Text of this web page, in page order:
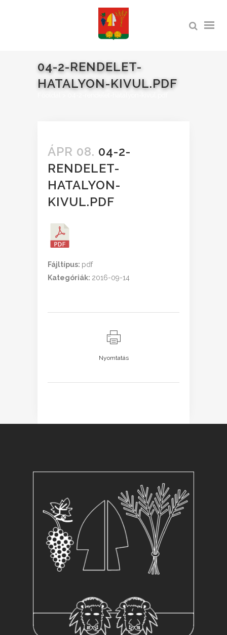
04-2-RENDELET-
HATALYON-KIVUL.PDF
ÁPR 08. 04-2-
RENDELET-
HATALYON-
KIVUL.PDF
Fájltípus: pdf
Kategóriák: 2016-09-14
Nyomtatás